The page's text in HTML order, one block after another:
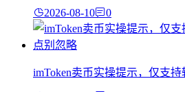
2026-08-10 0
imToken卖币实操提示，仅支